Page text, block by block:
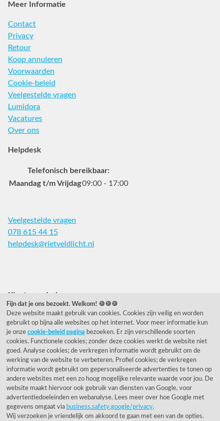
Meer Informatie
Contact
Privacy
Retour
Koop annuleren
Voorwaarden
Cookie-beleid
Veelgestelde vragen
Lumidora
Vacatures
Over ons
Helpdesk
Telefonisch bereikbaar:
Maandag t/m Vrijdag09:00 - 17:00
Veelgestelde vragen
078 615 44 15
helpdesk@rietveldlicht.nl
Klantwaardering
"Zeer goed" - eKomi.nl
Cijfer: 9.2 (25540 recensies)
Onze nieuwsbrief
Wil je onze nieuwsbrief ontvangen?
Fijn dat je ons bezoekt. Welkom! 🍪🍪🍪
Deze website maakt gebruik van cookies. Cookies zijn veilig en worden
gebruikt op bijna alle websites op het internet. Voor meer informatie kun
je onze cookie-beleid pagina bezoeken. Er zijn verschillende soorten
cookies. Functionele cookies; zonder deze cookies werkt de website niet
goed. Analyse cookies; de verkregen informatie wordt gebruikt om de
werking van de website te verbeteren. Profiel cookies; de verkregen
informatie wordt gebruikt om gepersonaliseerde advertenties te tonen op
andere websites met een zo hoog mogelijke relevante waarde voor jou. De
website maakt hiervoor ook gebruik van diensten van Google, voor
advertentiedoeleinden en webanalyse. Lees meer over hoe Google met
gegevens omgaat via business.safety.google/privacy.
Wij verzoeken je vriendelijk om akkoord te gaan met een van de opties.